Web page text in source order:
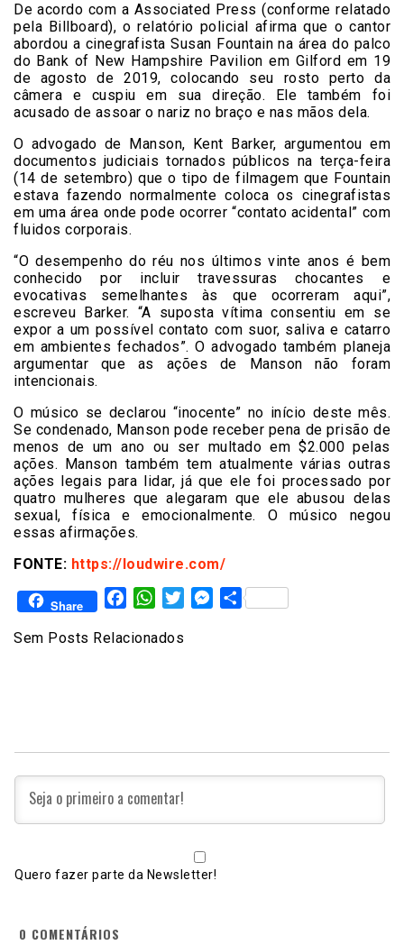
De acordo com a Associated Press (conforme relatado
pela Billboard), o relatório policial afirma que o cantor
abordou a cinegrafista Susan Fountain na área do palco
do Bank of New Hampshire Pavilion em Gilford em 19
de agosto de 2019, colocando seu rosto perto da
câmera e cuspiu em sua direção. Ele também foi
acusado de assoar o nariz no braço e nas mãos dela.
O advogado de Manson, Kent Barker, argumentou em
documentos judiciais tornados públicos na terça-feira
(14 de setembro) que o tipo de filmagem que Fountain
estava fazendo normalmente coloca os cinegrafistas
em uma área onde pode ocorrer “contato acidental” com
fluidos corporais.
“O desempenho do réu nos últimos vinte anos é bem
conhecido por incluir travessuras chocantes e
evocativas semelhantes às que ocorreram aqui”,
escreveu Barker. “A suposta vítima consentiu em se
expor a um possível contato com suor, saliva e catarro
em ambientes fechados”. O advogado também planeja
argumentar que as ações de Manson não foram
intencionais.
O músico se declarou “inocente” no início deste mês.
Se condenado, Manson pode receber pena de prisão de
menos de um ano ou ser multado em $2.000 pelas
ações. Manson também tem atualmente várias outras
ações legais para lidar, já que ele foi processado por
quatro mulheres que alegaram que ele abusou delas
sexual, física e emocionalmente. O músico negou
essas afirmações.
FONTE: https://loudwire.com/
Share FacebookWhatsAppTwitterMessenger
Share
Sem Posts Relacionados
Quero fazer parte da Newsletter!
0 COMENTÁRIOS